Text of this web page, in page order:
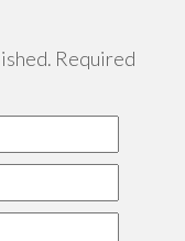
Required